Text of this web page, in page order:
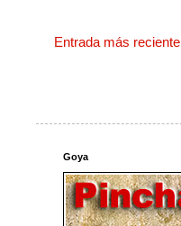
Entrada más reciente
Goya